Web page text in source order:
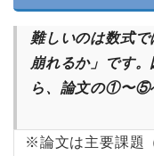
難しいのは数式
崩れるか」です
ら、論文の①〜⑤
※論文は主要課題